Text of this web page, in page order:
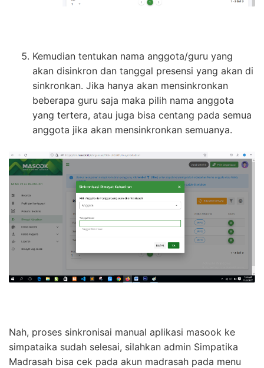
Kemudian tentukan nama anggota/guru yang
akan disinkron dan tanggal presensi yang akan di
sinkronkan. Jika hanya akan mensinkronkan
beberapa guru saja maka pilih nama anggota
yang tertera, atau juga bisa centang pada semua
anggota jika akan mensinkronkan semuanya.
Nah, proses sinkronisai manual aplikasi masook ke
simpataika sudah selesai, silahkan admin Simpatika
Madrasah bisa cek pada akun madrasah pada menu